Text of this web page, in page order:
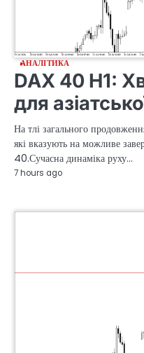
АНАЛІТИКА
DAX 40 H1:
для
На тлі загального
які вказують на можливе
40.Сучасна динаміка руху…
7 hours ago